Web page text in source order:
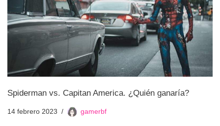
Spiderman vs. Capitan America. ¿Quién ganaría?
14 febrero 2023 gamerbf